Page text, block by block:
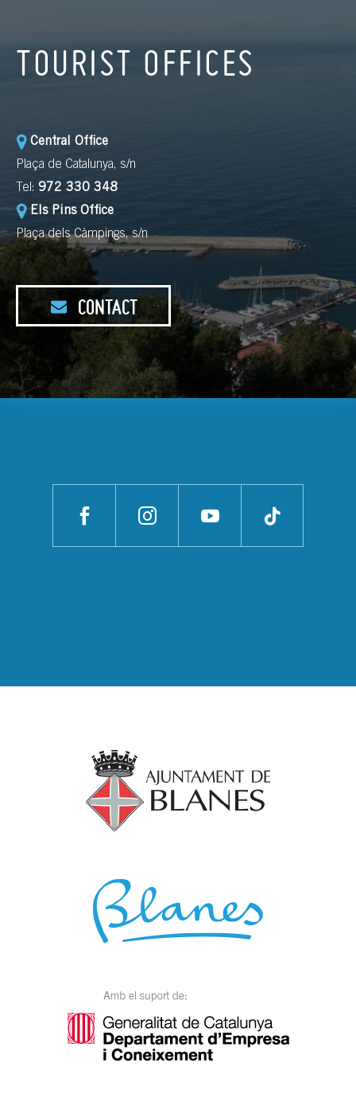
TOURIST OFFICES
Central Office
Plaça de Catalunya, s/n
Tel: 972 330 348
Els Pins Office
Plaça dels Càmpings, s/n
CONTACT